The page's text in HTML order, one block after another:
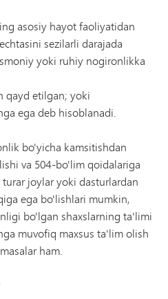
asosiy hayot faoliyatidan
sezilarli darajada
yoki ruhiy nogironlikka
qayd etilgan; yoki
ega deb hisoblanadi.
bo'yicha kamsitishdan
va 504-bo'lim qoidalariga
joylar yoki dasturlardan
ega bo'lishlari mumkin,
bo'lgan shaxslarning ta'limi
muvofiq maxsus ta'lim olish
ham.